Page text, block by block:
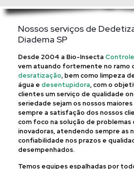
Nossos serviços de
Diadema SP
Desde 2004 a Bio-Insecta
vem atuando fortemente no ramo
desratização, bem como limpeza
água e desentupidora, com o
clientes um serviço de qualidade
seriedade sejam os nossos
sempre a satisfação dos nossos
com foco na solução de problemas
inovadoras, atendendo sempre as
confiabilidade nos prazos e
desempenhados.
Temos equipes espalhadas por